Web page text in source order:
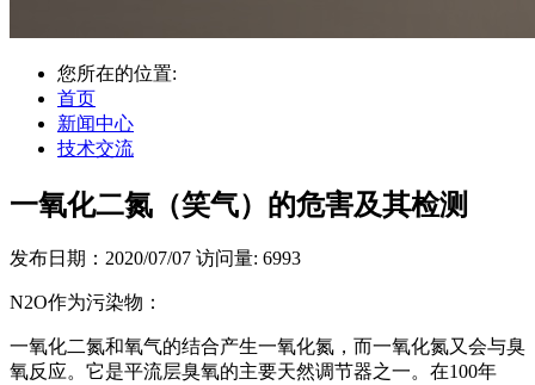
您所在的位置:
首页
新闻中心
技术交流
一氧化二氮（笑气）的危害及其检测
发布日期：2020/07/07 访问量: 6993
N2O作为污染物：
一氧化二氮和氧气的结合产生一氧化氮，而一氧化氮又会与臭
氧反应。它是平流层臭氧的主要天然调节器之一。在100年